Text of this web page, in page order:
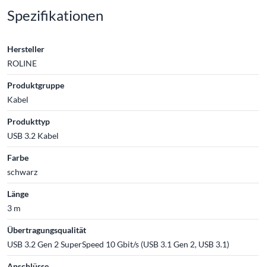
Spezifikationen
Hersteller
ROLINE
Produktgruppe
Kabel
Produkttyp
USB 3.2 Kabel
Farbe
schwarz
Länge
3 m
Übertragungsqualität
USB 3.2 Gen 2 SuperSpeed 10 Gbit/s (USB 3.1 Gen 2, USB 3.1)